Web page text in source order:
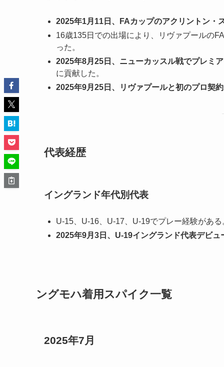
2025年1月11日、FAカップのアクリントン・
16歳135日での出場により、リヴァプールの
った。
2025年8月25日、ニューカッスル戦でプレミ
に貢献した。
2025年9月25日、リヴァプールと初のプロ契
代表経歴
イングランド年代別代表
U-15、U-16、U-17、U-19でプレー経験がある
2025年9月3日、U-19イングランド代表デビュ
ングモハ着用スパイク一覧
2025年7月